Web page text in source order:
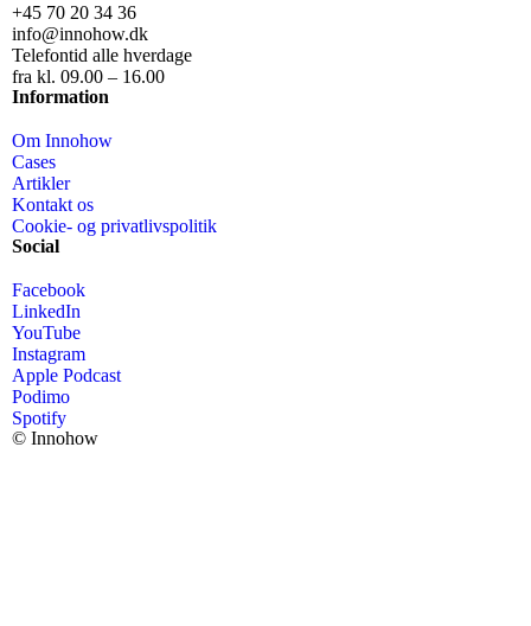
+45 70 20 34 36
info@innohow.dk
Telefontid alle hverdage
fra kl. 09.00 – 16.00
Information
Om Innohow
Cases
Artikler
Kontakt os
Cookie- og privatlivspolitik
Social
Facebook
LinkedIn
YouTube
Instagram
Apple Podcast
Podimo
Spotify
© Innohow